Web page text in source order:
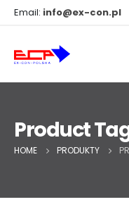
Email: info@ex-con.pl
Product
HOME PRODUKTY